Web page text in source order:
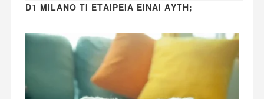
D1 MILANO ΤΙ ΕΤΑΙΡΕΊΑ ΕΊΝΑΙ ΑΥΤΉ;